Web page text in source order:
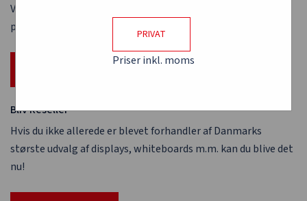
Vi tilbyder offentlige kunder EAN-betaling og attraktive
priser, så budgettet rækker lidt længere.
Bliv Reseller
Hvis du ikke allerede er blevet forhandler af Danmarks
største udvalg af displays, whiteboards m.m. kan du blive det
nu!
PRIVAT
Priser inkl. moms